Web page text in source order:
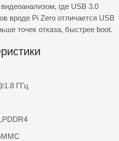
где USB 3.0
вроде Pi Zero отличается USB
точек отказа, быстрее boot.
ГГц